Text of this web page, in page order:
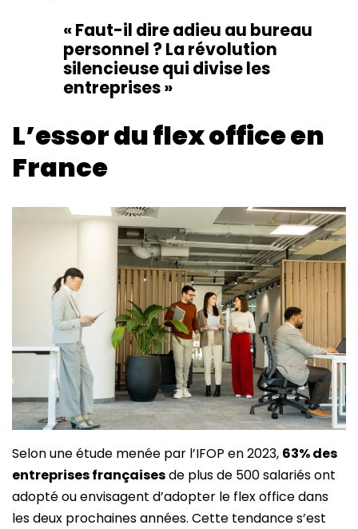
« Faut-il dire adieu au bureau
personnel ? La révolution
silencieuse qui divise les
entreprises »
L’essor du flex office en
France
Selon une étude menée par l’IFOP en 2023, 63% des
entreprises françaisesde plus de 500 salariés ont
adopté ou envisagent d’adopter le flex office dans
les deux prochaines années. Cette tendance s’est